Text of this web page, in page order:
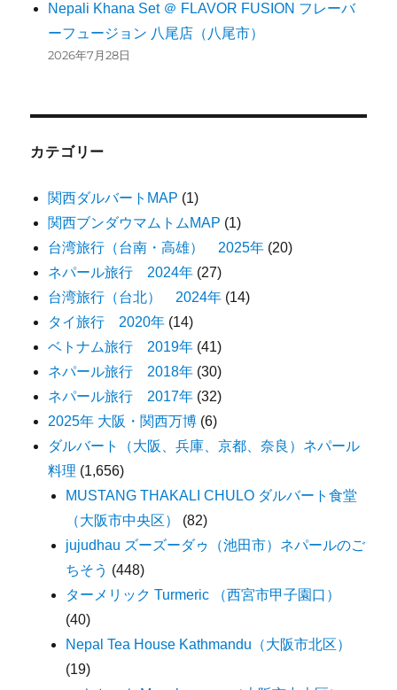
Nepali Khana Set ＠ FLAVOR FUSION フレーバ
ーフュージョン 八尾店（八尾市）
2026年7月28日
カテゴリー
関西ダルバートMAP (1)
関西ブンダウマムトムMAP (1)
台湾旅行（台南・高雄） 2025年 (20)
ネパール旅行 2024年 (27)
台湾旅行（台北） 2024年 (14)
タイ旅行 2020年 (14)
ベトナム旅行 2019年 (41)
ネパール旅行 2018年 (30)
ネパール旅行 2017年 (32)
2025年 大阪・関西万博 (6)
ダルバート（大阪、兵庫、京都、奈良）ネパール
料理 (1,656)
MUSTANG THAKALI CHULO ダルバート食堂
（大阪市中央区）
(82)
jujudhau ズーズーダゥ（池田市）ネパールのご
ちそう (448)
ターメリック Turmeric （西宮市甲子園口）
(40)
Nepal Tea House Kathmandu（大阪市北区）
(19)